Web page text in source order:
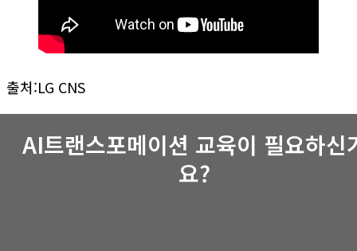
출처:LG CNS
AI트랜스포메이션 교육이 필요하신
요?